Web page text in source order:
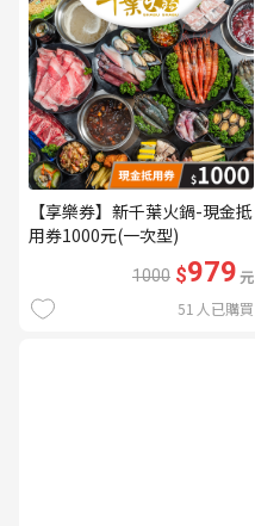
【享樂券】新千葉火鍋-現金抵
用券1000元(一次型)
1000 $979元
51 人已購買